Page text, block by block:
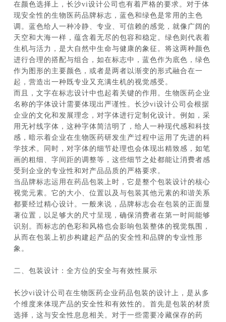
在颜色选择上，长沙vi设计公司也有着严格的要求。对于体
现安全性的生物医药品牌标志，蓝色和绿色是常用的主色
调。蓝色给人一种冷静、专业、可信赖的感觉，就像广阔的
天空和大海一样，蕴含着无尽的包容和稳定。绿色则代表着
生机与活力，是大自然中生命与健康的象征。将这两种颜色
进行合理的搭配与组合，如在标志中，蓝色作为底色，绿色
作为图形的主要颜色，或者是两者以渐变的形式融合在一
起，营造出一种既专业又充满生机的视觉感受。
而且，文字在标志设计中也起着关键的作用。生物医药企业
名称的字体设计需要体现出严谨性。长沙vi设计公司会根据
企业的文化和发展理念，对字体进行定制化设计。例如，采
用无衬线字体，这种字体简洁明了，给人一种现代感和科技
感，暗示着企业在生物医药研发生产过程中运用了先进的科
学技术。同时，对字体的细节处理也会体现出精致感，如笔
画的粗细、字间距的调整等，这些细节之处都能让消费者感
受到企业的专业性和对产品品质的严格要求。
当品牌标志运用在药品包装上时，它是整个包装设计的核心
视觉元素。它的大小、位置以及与包装其他元素的和谐关系
都要经过精心设计。一般来说，品牌标志会在包装的正面显
著位置，以足够大的尺寸呈现，确保消费者在第一时间能够
识别。而标志的色彩和风格也会影响包装整体的视觉氛围，
从而在包装上初步构建起产品的安全性和品牌的专业性形
象。
二、包装设计：全方位的安全与有效性展示
长沙vi设计公司在生物医药企业药品包装的设计上，是从多
个维度来体现产品的安全性和有效性的。首先是包装的材质
选择，这与安全性息息相关。对于一些需要冷藏保存的药